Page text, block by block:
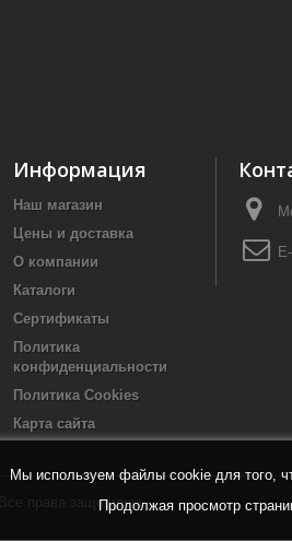
Информация
Наш магазин
Цены и доставка
О компании
Каталоги
Сертификаты
Политика
конфиденциальности
Политика Cookies
Карта сайта
Все права защищены
Мы используем файлы cookie для того,
Продолжая просмотр